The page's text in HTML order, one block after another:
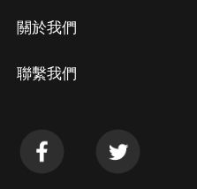
關於我們
聯繫我們